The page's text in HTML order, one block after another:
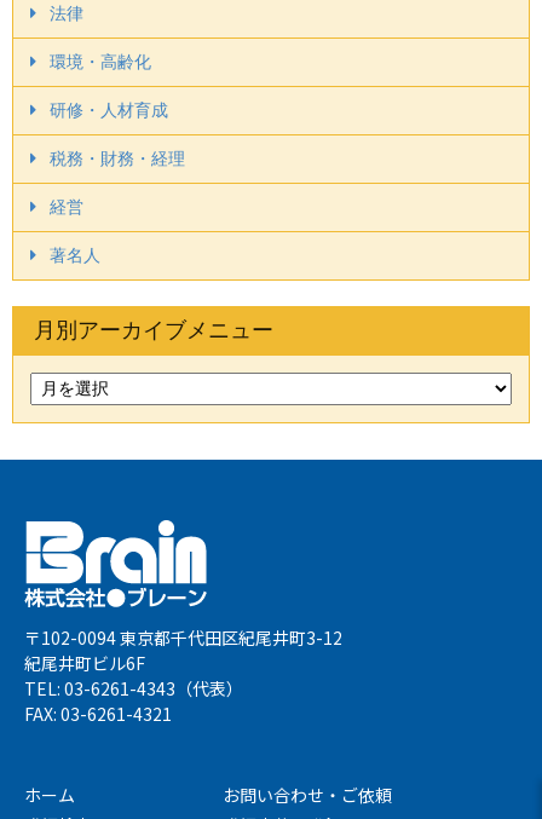
法律
環境・高齢化
研修・人材育成
税務・財務・経理
経営
著名人
月別アーカイブメニュー
〒102-0094 東京都千代田区紀尾井町3-12
紀尾井町ビル6F
TEL: 03-6261-4343（代表）
FAX: 03-6261-4321
ホーム
お問い合わせ・ご依頼